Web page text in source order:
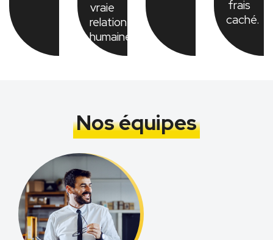
vraie
relation
humaine.
frais
caché.
Nos équipes